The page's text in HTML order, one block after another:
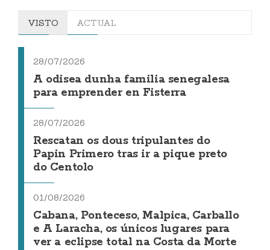
VISTO ACTUAL
28/07/2026
A odisea dunha familia senegalesa
para emprender en Fisterra
28/07/2026
Rescatan os dous tripulantes do
Papin Primero tras ir a pique preto
do Centolo
01/08/2026
Cabana, Ponteceso, Malpica, Carballo
e A Laracha, os únicos lugares para
ver a eclipse total na Costa da Morte